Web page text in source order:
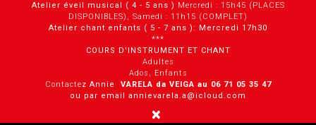
Atelier éveil musical ( 4 - 5 ans ) Mercredi : 15h45 (PLACES
DISPONIBLES), Samedi : 11h15 (COMPLET)
Atelier chant enfants ( 5 - 7 ans ): Mercredi 17h30
***
COURS D'INSTRUMENT ET CHANT
Adultes
Ados, Enfants
Contactez Annie VARELA da VEIGA au 0 6 71 05 35 47
ou par email annievarela.a@icloud.com
×